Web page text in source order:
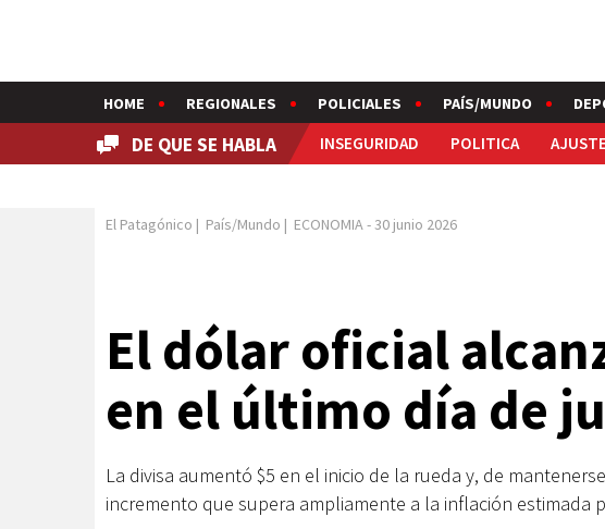
HOME REGIONALES POLICIALES PAÍS/MUNDO
DE QUE SE HABLA INSEGURIDAD POLITICA AJUSTE
El Patagónico | País/Mundo | ECONOMIA-30 junio 2026
El dólar oficial
en el último día de
La divisa aumentó $5 en el inicio de la rueda y, de
incremento que supera ampliamente a la inflación estimada